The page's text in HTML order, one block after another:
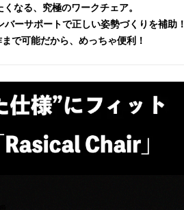
なる、究極のワークチェア。
ーサポートで正しい姿勢づくりを補助！
で可能だから、めっちゃ便利！